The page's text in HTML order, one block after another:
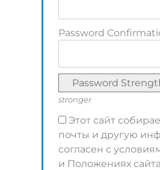
Password
Password
stronger
Этот сайт
почты и другую
согласен с
и Положениях